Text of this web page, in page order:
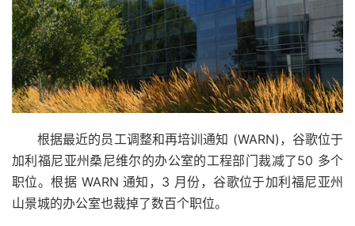
根据最近的员工调整和再培训通知 (WARN)，谷歌位于
加利福尼亚州桑尼维尔的办公室的工程部门裁减了50 多个
职位。根据 WARN 通知，3 月份，谷歌位于加利福尼亚州
山景城的办公室也裁掉了数百个职位。